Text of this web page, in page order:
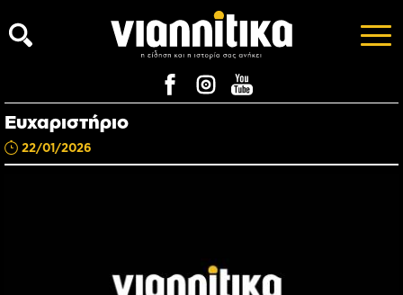
Ευχαριστήριο
22/01/2026